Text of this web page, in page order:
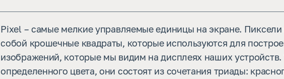
Pixel – самые мелкие управляемые единицы на экране. Пиксели
собой крошечные квадраты, которые используются для
изображений, которые мы видим на дисплеях наших устройств.
определенного цвета, они состоят из сочетания триады: